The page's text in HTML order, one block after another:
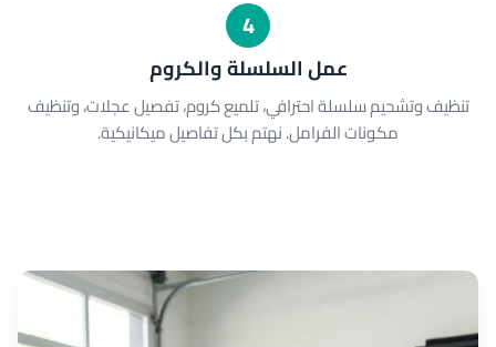
4
عمل السلسلة والكروم
تنظيف وتشحيم سلسلة احترافي، تلميع كروم، تفصيل عجلات، وتنظيف
مكونات الفرامل. نهتم بكل تفاصيل ميكانيكية.